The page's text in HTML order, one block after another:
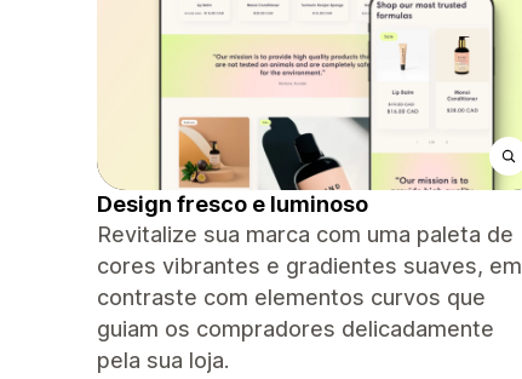
Design fresco e luminoso
Revitalize sua marca com uma paleta de
cores vibrantes e gradientes suaves, em
contraste com elementos curvos que
guiam os compradores delicadamente
pela sua loja.